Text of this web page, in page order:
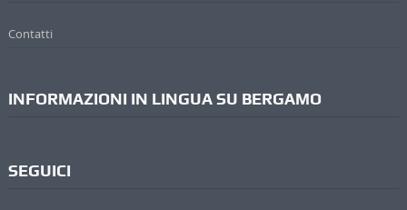
Contatti
INFORMAZIONI IN LINGUA SU BERGAMO
SEGUICI